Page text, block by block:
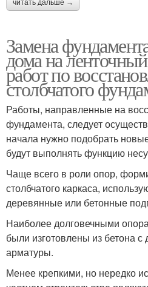
читать дальше →
Замена
дома на
работ по
столбчатого
Работы, направленные на
фундамента, следует
начала нужно подобрать
будут выполнять функцию
Чаще всего в роли опор,
столбчатого каркаса,
деревянные или бетонные
Наиболее долговечными
были изготовлены из бетона
арматуры.
Менее крепкими, но нередко